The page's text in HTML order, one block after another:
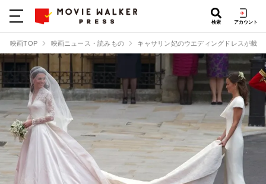
検索 アカウント
映画TOP 映画ニュース・読みもの キャサリン妃のウエディングドレスが裁判